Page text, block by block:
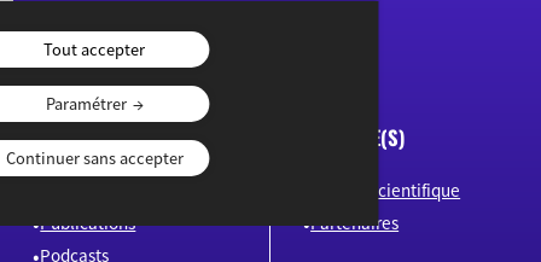
FORMATS
Publications
Podcasts
JEUNESSE(S)
Conseil scientifique
Partenaires
Tout accepter
Paramétrer
Continuer sans accepter